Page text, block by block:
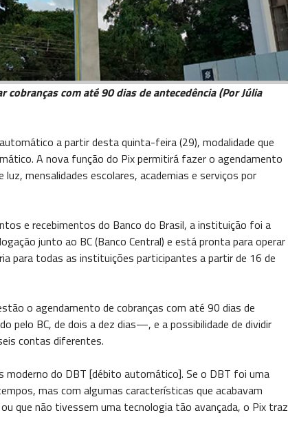
com até 90 dias de antecedência (Por Júlia
a partir desta quinta-feira (29), modalidade que
A nova função do Pix permitirá fazer o agendamento
mensalidades escolares, academias e serviços por
e recebimentos do Banco do Brasil, a instituição foi a
junto ao BC (Banco Central) e está pronta para operar
para todas as instituições participantes a partir de 16 de
o agendamento de cobranças com até 90 dias de
pelo BC, de dois a dez dias—, e a possibilidade de dividir
contas diferentes.
do DBT [débito automático]. Se o DBT foi uma
mas com algumas características que acabavam
que não tivessem uma tecnologia tão avançada, o Pix traz